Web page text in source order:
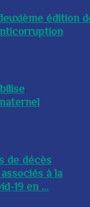
édition
de décès
à la
19 en ...